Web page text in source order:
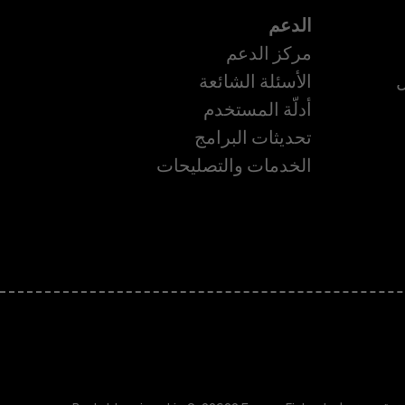
الدعم
مركز الدعم
الأسئلة الشائعة
أدلّة المستخدم
تحديثات البرامج
الخدمات والتصليحات